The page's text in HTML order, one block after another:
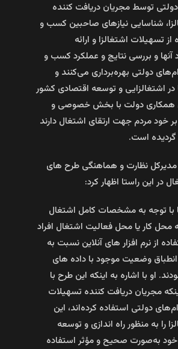
توسط مجریان دریافت کننده
شناسایی نیازهای صاحبین کسب و
از تسهیلات اشتغالزا و ارائه
آنها و بررسی نتایج و عملکرد کسب و
دولتی بهره‌برداری می‌کنند و
در اشتغالزایی و توسعه اقتصادی کشور
همکاری دولت با بخش خصوصی و
خود مردم جهت ارتقای اشتغال دارند
است.
نظارت و هماهنگی طرح های
در این راستا اظهار کرد:
با توجه به مشخصات کامل اشتغال
محل کار یا محل فعالیت اشتغال افراد
از نرم افزار های آنلاین نسبت به
انطباق وضعیت موجود با داده های
او با اشاره به اینکه این طرح با
مجریان دریافت کننده تسهیلات
دولتی استفاده کرده‌اند، این
را به منظور راه اندازی و توسعه
به‌صورت صحیح و مؤثر استفاده